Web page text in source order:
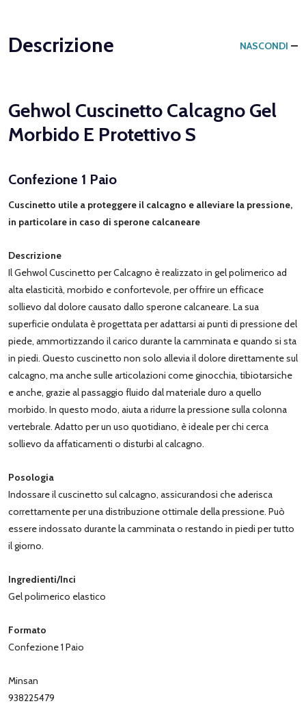
Descrizione NASCONDI
Gehwol Cuscinetto Calcagno Gel
Morbido E Protettivo S
Confezione 1 Paio
Cuscinetto utile a proteggere il calcagno e alleviare la pressione,
in particolare in caso di sperone calcaneare
Descrizione
Il Gehwol Cuscinetto per Calcagno è realizzato in gel polimerico ad
alta elasticità, morbido e confortevole, per offrire un efficace
sollievo dal dolore causato dallo sperone calcaneare. La sua
superficie ondulata è progettata per adattarsi ai punti di pressione del
piede, ammortizzando il carico durante la camminata e quando si sta
in piedi. Questo cuscinetto non solo allevia il dolore direttamente sul
calcagno, ma anche sulle articolazioni come ginocchia, tibiotarsiche
e anche, grazie al passaggio fluido dal materiale duro a quello
morbido. In questo modo, aiuta a ridurre la pressione sulla colonna
vertebrale. Adatto per un uso quotidiano, è ideale per chi cerca
sollievo da affaticamenti o disturbi al calcagno.
Posologia
Indossare il cuscinetto sul calcagno, assicurandosi che aderisca
correttamente per una distribuzione ottimale della pressione. Può
essere indossato durante la camminata o restando in piedi per tutto
il giorno.
Ingredienti/Inci
Gel polimerico elastico
Formato
Confezione 1 Paio
Minsan
938225479